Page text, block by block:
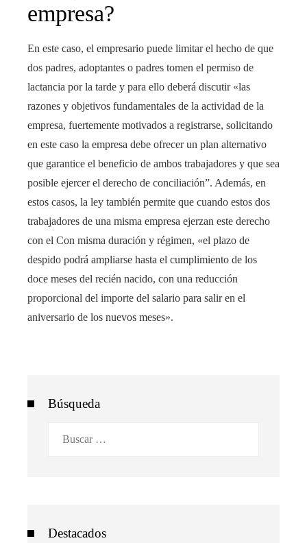
empresa?
En este caso, el empresario puede limitar el hecho de que
dos padres, adoptantes o padres tomen el permiso de
lactancia por la tarde y para ello deberá discutir «las
razones y objetivos fundamentales de la actividad de la
empresa, fuertemente motivados a registrarse, solicitando
en este caso la empresa debe ofrecer un plan alternativo
que garantice el beneficio de ambos trabajadores y que sea
posible ejercer el derecho de conciliación”. Además, en
estos casos, la ley también permite que cuando estos dos
trabajadores de una misma empresa ejerzan este derecho
con el Con misma duración y régimen, «el plazo de
despido podrá ampliarse hasta el cumplimiento de los
doce meses del recién nacido, con una reducción
proporcional del importe del salario para salir en el
aniversario de los nuevos meses».
Búsqueda
Destacados